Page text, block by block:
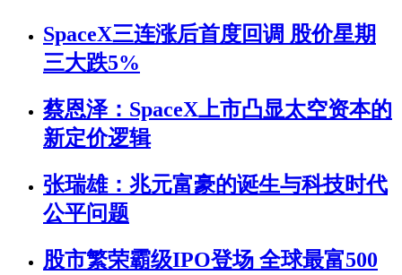
SpaceX三连涨后首度回调 股价星期
三大跌5%
蔡恩泽：SpaceX上市凸显太空资本的
新定价逻辑
张瑞雄：兆元富豪的诞生与科技时代
公平问题
股市繁荣霸级IPO登场 全球最富500